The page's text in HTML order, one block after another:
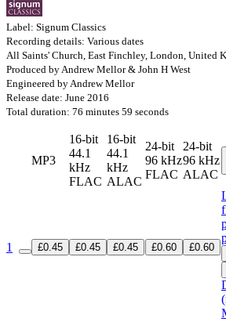
Label: Signum Classics
Recording details: Various dates
All Saints' Church, East Finchley, London, United
Produced by Andrew Mellor & John H West
Engineered by Andrew Mellor
Release date: June 2016
Total duration: 76 minutes 59 seconds
MP3
16-bit
44.1
kHz
FLAC
16-bit
44.1
kHz
ALAC
24-bit
96 kHz
FLAC
24-bit
96 kHz
ALAC
1 £0.45 £0.45 £0.45 £0.60 £0.60